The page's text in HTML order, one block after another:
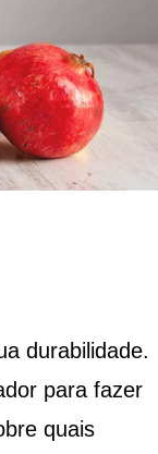
durabilidade.
para fazer
quais